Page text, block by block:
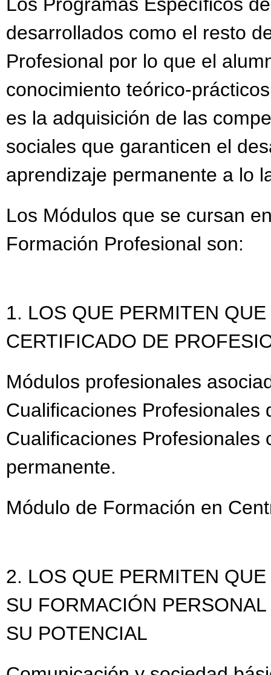
desarrollados como el resto
Profesional por lo que el
conocimiento teórico-
es la adquisición de las
sociales que garanticen el
aprendizaje permanente a lo
Los Módulos que se cursan
Formación Profesional son:
1. LOS QUE PERMITEN
CERTIFICADO DE
Módulos profesionales
Cualificaciones Profesionales
Cualificaciones Profesionales
permanente.
Módulo de Formación en
2. LOS QUE PERMITEN
SU FORMACIÓN
SU POTENCIAL